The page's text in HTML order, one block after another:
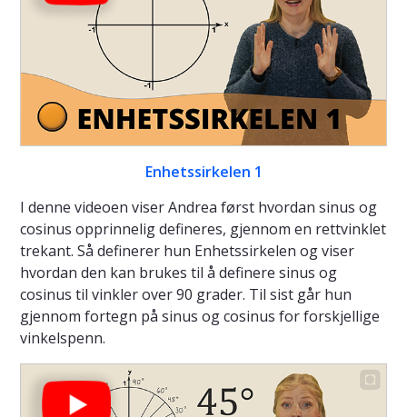
Enhetssirkelen 1
I denne videoen viser Andrea først hvordan sinus og
cosinus opprinnelig defineres, gjennom en rettvinklet
trekant. Så definerer hun Enhetssirkelen og viser
hvordan den kan brukes til å definere sinus og
cosinus til vinkler over 90 grader. Til sist går hun
gjennom fortegn på sinus og cosinus for forskjellige
vinkelspenn.